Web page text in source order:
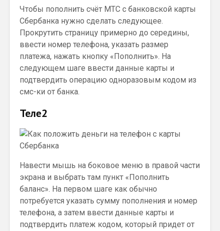
Чтобы пополнить счёт МТС с банковской карты
Сбербанка нужно сделать следующее.
Прокрутить страницу примерно до середины,
ввести номер телефона, указать размер
платежа, нажать кнопку «Пополнить». На
следующем шаге ввести данные карты и
подтвердить операцию одноразовым кодом из
смс-ки от банка.
Теле2
Навести мышь на боковое меню в правой части
экрана и выбрать там пункт «Пополнить
баланс». На первом шаге как обычно
потребуется указать сумму пополнения и номер
телефона, а затем ввести данные карты и
подтвердить платеж кодом, который придет от